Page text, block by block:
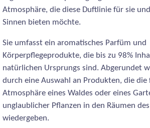
Atmosphäre, die diese Duftlinie für sie
Sinnen bieten möchte.
Sie umfasst ein aromatisches Parfüm und
Körperpflegeprodukte, die bis zu 98%
natürlichen Ursprungs sind. Abgerundet
durch eine Auswahl an Produkten, die die
Atmosphäre eines Waldes oder eines
unglaublicher Pflanzen in den Räumen
wiedergeben.